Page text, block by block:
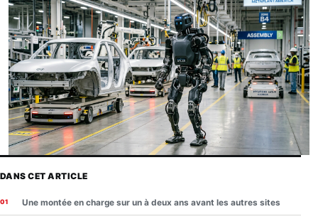
DANS CET ARTICLE
Une montée en charge sur un à deux ans avant les autres sites